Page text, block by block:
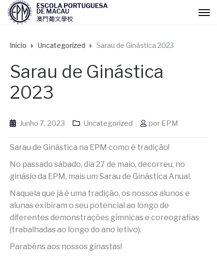
Início Uncategorized Sarau de Ginástica 2023
Sarau de Ginástica
2023
Junho 7, 2023 Uncategorized por EPM
Sarau de Ginástica na EPM como é tradição!
No passado sábado, dia 27 de maio, decorreu, no
ginásio da EPM, mais um Sarau de Ginástica Anual.
Naquela que já é uma tradição, os nossos alunos e
alunas exibiram o seu potencial ao longo de
diferentes demonstrações gímnicas e coreografias
(trabalhadas ao longo do ano letivo).
Parabéns aos nossos ginastas!